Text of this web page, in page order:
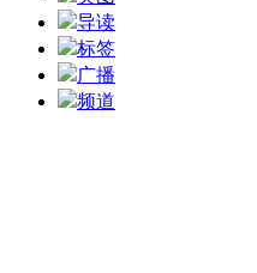
导读
标签
广播
频道